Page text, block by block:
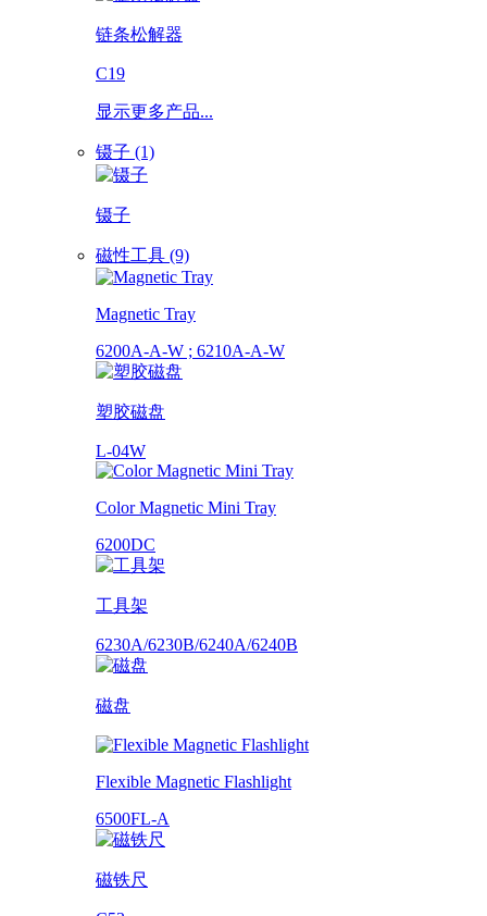
链条松解器
C19
显示更多产品...
镊子 (1)
镊子
磁性工具 (9)
Magnetic Tray
6200A-A-W ; 6210A-A-W
塑胶磁盘
L-04W
Color Magnetic Mini Tray
6200DC
工具架
6230A/6230B/6240A/6240B
磁盘
Flexible Magnetic Flashlight
6500FL-A
磁铁尺